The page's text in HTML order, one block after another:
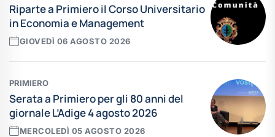
Riparte a Primiero il Corso Universitario
in Economia e Management
GIOVEDÌ 06 AGOSTO 2026
PRIMIERO
Serata a Primiero per gli 80 anni del
giornale L’Adige 4 agosto 2026
MERCOLEDÌ 05 AGOSTO 2026